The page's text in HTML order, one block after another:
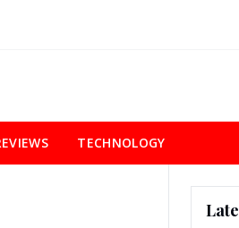
TECHNOLOGY